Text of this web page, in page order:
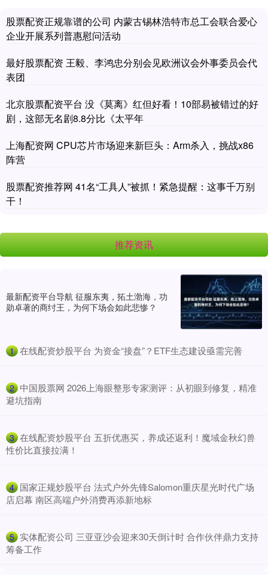
股票配资正规靠谱的公司 内蒙古锡林浩特市总工会联合爱心
企业开展系列普惠慰问活动
最好股票配资 王毅、李鸿忠分别会见欧洲议会外事委员会代
表团
北京股票配资平台 没《莫离》红但好看！10部易被错过的好
剧，这部无名剧8.8分比《太平年
上海配资网 CPU芯片市场迎来新巨头：Arm杀入，挑战x86
阵营
股票配资推荐网 41名“工具人”被抓！紧急提醒：这事千万别
干！
推荐资讯
最新配资平台导航 征服东夷，拓土渤海，功
勋卓著的商纣王，为何下场会如此悲惨？
1 ​在线配资炒股平台 为资金“接盘”？ETF生态建设亟需完善
2 ​中国股票网 2026上海眼整形专家测评：从初眼到修复，精准
避坑指南
3 ​在线配资炒股平台 五折优惠买，养成还返利！魔域金秋幻兽
性价比直接拉满！
4 ​国家正规炒股平台 法式户外先锋Salomon重庆星光时代广场
店启幕 南区高端户外消费再添新地标
5 ​实体配资公司 三亚亚沙会迎来30天倒计时 合作伙伴鼎力支持
筹备工作